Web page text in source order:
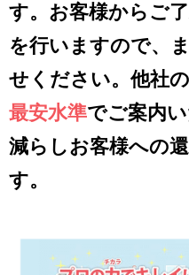
す。お客様からご
を行いますので、
せください。他社
最安水準でご案内
減らしお客様への
す。